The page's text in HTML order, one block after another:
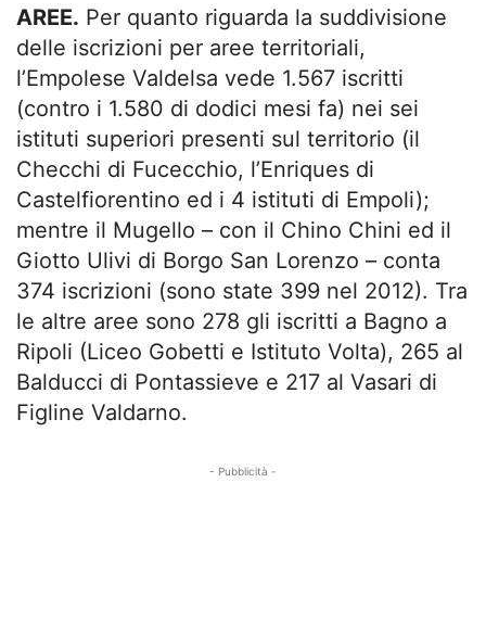
AREE. Per quanto riguarda la suddivisione
delle iscrizioni per aree territoriali,
l’Empolese Valdelsa vede 1.567 iscritti
(contro i 1.580 di dodici mesi fa) nei sei
istituti superiori presenti sul territorio (il
Checchi di Fucecchio, l’Enriques di
Castelfiorentino ed i 4 istituti di Empoli);
mentre il Mugello – con il Chino Chini ed il
Giotto Ulivi di Borgo San Lorenzo – conta
374 iscrizioni (sono state 399 nel 2012). Tra
le altre aree sono 278 gli iscritti a Bagno a
Ripoli (Liceo Gobetti e Istituto Volta), 265 al
Balducci di Pontassieve e 217 al Vasari di
Figline Valdarno.
- Pubblicità -